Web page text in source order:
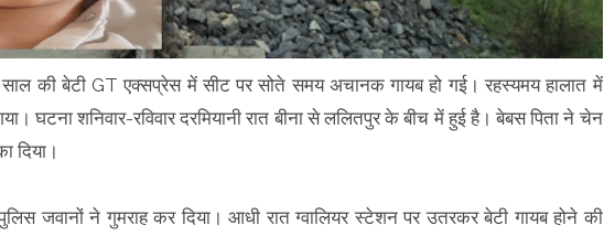
की बेटी GT एक्सप्रेस में सीट पर सोते समय अचानक गायब हो गई। रहस्यमय हालात में
घटना शनिवार-रविवार दरमियानी रात बीना से ललितपुर के बीच में हुई है। बेबस पिता ने चेन
दिया।
जवानों ने गुमराह कर दिया। आधी रात ग्वालियर स्टेशन पर उतरकर बेटी गायब होने की